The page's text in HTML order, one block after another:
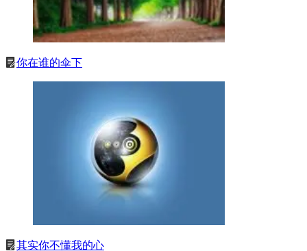
你在谁的伞下
其实你不懂我的心